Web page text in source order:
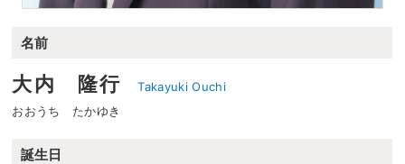
名前
大内 隆行
Takayuki Ouchi
おおうち たかゆき
誕生日